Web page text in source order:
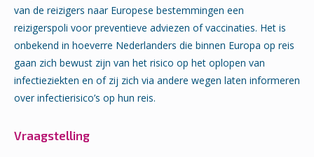
van de reizigers naar Europese bestemmingen een
reizigerspoli voor preventieve adviezen of vaccinaties. Het is
onbekend in hoeverre Nederlanders die binnen Europa op reis
gaan zich bewust zijn van het risico op het oplopen van
infectieziekten en of zij zich via andere wegen laten informeren
over infectierisico’s op hun reis.
Vraagstelling